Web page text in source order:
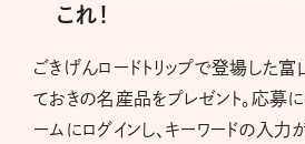
これ！
ごきげんロードトリップで登場した富
ておきの名産品をプレゼント。応募
ームにログインし、キーワードの入